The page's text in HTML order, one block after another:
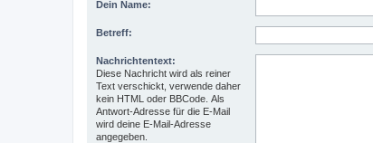
Dein Name:
Betreff:
Nachrichtentext:
Diese Nachricht wird als reiner
Text verschickt, verwende daher
kein HTML oder BBCode. Als
Antwort-Adresse für die E-Mail
wird deine E-Mail-Adresse
angegeben.